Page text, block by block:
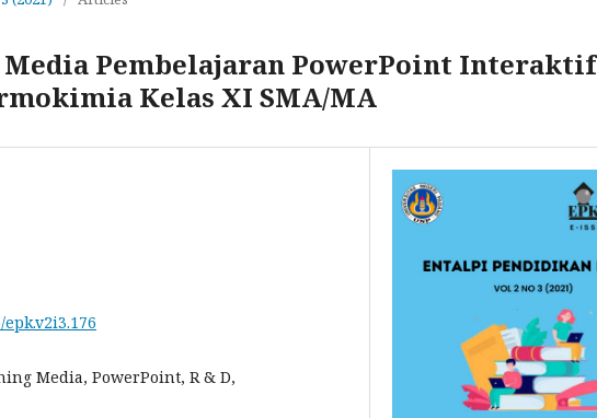
Media Pembelajaran PowerPoint Interaktif
Kelas XI SMA/MA
Media, PowerPoint, R & D,